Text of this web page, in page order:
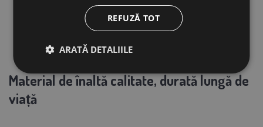
Ușa largă facilitează manipularea și umplerea
Material de înaltă calitate, durată lungă de
viață
REFUZĂ TOT
ARATĂ DETALIILE